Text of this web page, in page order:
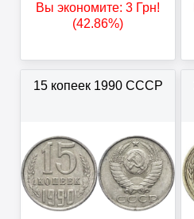
Вы экономите: 3 Грн!
(42.86%)
15 копеек 1990 СССР